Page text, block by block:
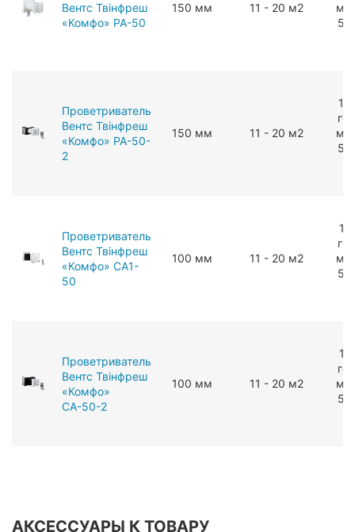
Вентс Твінфреш
«Комфо» РА-50
150 мм 11 - 20 м2
Проветриватель
Вентс Твінфреш
«Комфо» РА-50-
2
150 мм 11 - 20 м2
Проветриватель
Вентс Твінфреш
«Комфо» СА1-
50
100 мм 11 - 20 м2
Проветриватель
Вентс Твінфреш
«Комфо»
СА-50-2
100 мм 11 - 20 м2
АКСЕССУАРЫ К ТОВАРУ